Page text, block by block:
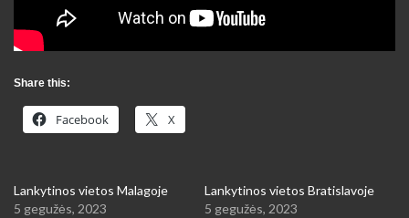
Share this:
Facebook X
Lankytinos vietos Malagoje
5 gegužės, 2023
Lankytinos vietos Bratislavoje
5 gegužės, 2023